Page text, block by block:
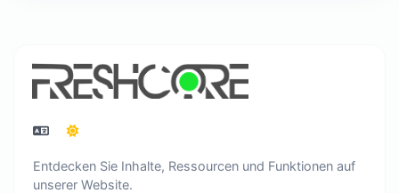
Entdecken Sie Inhalte, Ressourcen und Funktionen auf
unserer Website.